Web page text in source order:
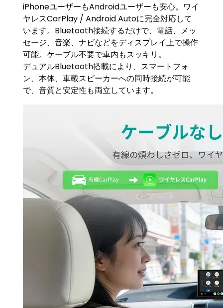
iPhoneユーザーもAndroidユーザーも安心。ワイ
ヤレスCarPlay / Android Autoに完全対応して
います。Bluetooth接続するだけで、電話、メッ
セージ、音楽、ナビなどをディスプレイ上で操作
可能。ケーブル不要で車内もスッキリ。
デュアルBluetooth搭載により、スマートフォ
ン、本体、車載スピーカーへの同時接続が可能
で、音質と安定性も両立しています。